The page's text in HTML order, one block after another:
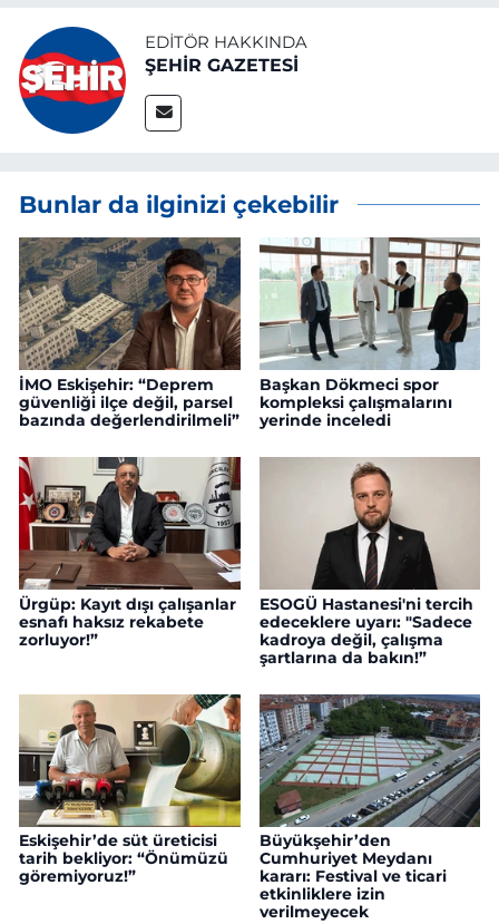
EDITÖR HAKKINDA
ŞEHİR GAZETESİ
Bunlar da ilginizi çekebilir
İMO Eskişehir: “Deprem
güvenliği ilçe değil, parsel
bazında değerlendirilmeli”
Başkan Dökmeci spor
kompleksi çalışmalarını
yerinde inceledi
Ürgüp: Kayıt dışı çalışanlar
esnafı haksız rekabete
zorluyor!”
ESOGÜ Hastanesi'ni tercih
edeceklere uyarı: "Sadece
kadroya değil, çalışma
şartlarına da bakın!”
Eskişehir’de süt üreticisi
tarih bekliyor: “Önümüzü
göremiyoruz!”
Büyükşehir’den
Cumhuriyet Meydanı
kararı: Festival ve ticari
etkinliklere izin
verilmeyecek